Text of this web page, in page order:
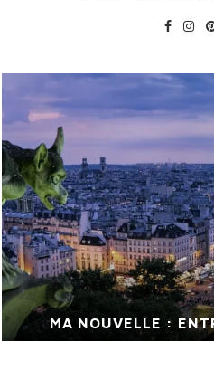
MA NOUVELLE :